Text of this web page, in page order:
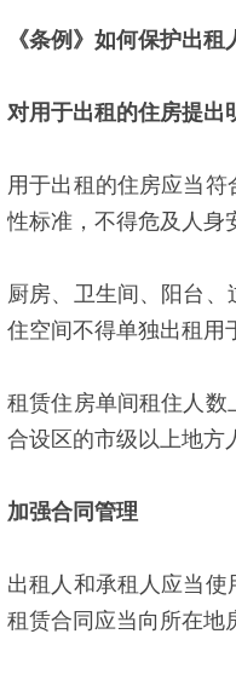
《条例》如何保护出
对用于出租的住房提出
用于出租的住房应当符
性标准，不得危及人身
厨房、卫生间、阳台
住空间不得单独出租用
租赁住房单间租住人
合设区的市级以上地方
加强合同管理
出租人和承租人应当
租赁合同应当向所在地